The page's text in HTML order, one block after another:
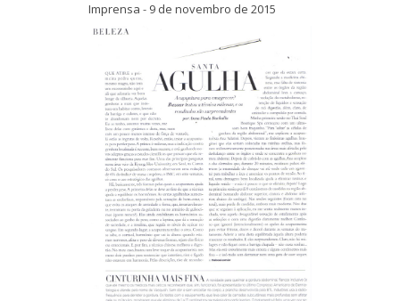
Imprensa - 9 de novembro de 2015